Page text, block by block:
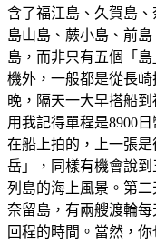
含了福江島、久賀島
島山島、蕨小島、前
島，而非只有五個「
機外，一般都是從長
晚，隔天一大早搭船
用我記得單程是8900
在船上拍的，上一張
岳」，同樣有機會說
列島的海上風景。第
奈留島，有兩艘渡輪
回程的時間。當然，